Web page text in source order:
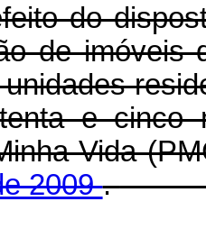
do
de imóveis
e
Vida
2009.